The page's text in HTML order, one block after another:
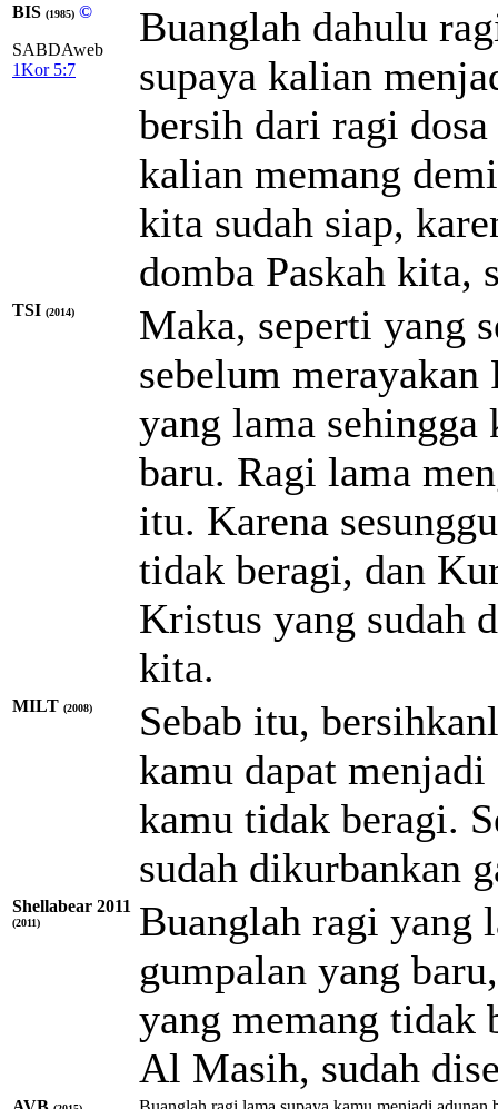
BIS (1985) ©
SABDAweb
1Kor 5:7
Buanglah dahulu
supaya kalian
bersih dari ragi
kalian memang
kita sudah siap,
domba Paskah kita,
TSI (2014)
Maka, seperti yang
sebelum merayakan
yang lama
baru. Ragi lama
itu. Karena
tidak beragi, dan
Kristus yang sudah
kita.
MILT (2008)
Sebab itu,
kamu dapat menjadi
kamu tidak beragi.
sudah dikurbankan
Shellabear 2011
(2011)
Buanglah ragi yang
gumpalan yang
yang memang tidak
Al Masih, sudah